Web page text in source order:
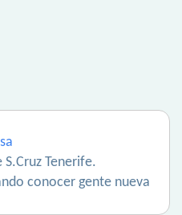
S.Cruz Tenerife.
conocer gente nueva